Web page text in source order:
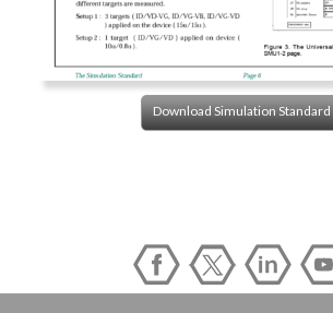
Download Simulation Standard